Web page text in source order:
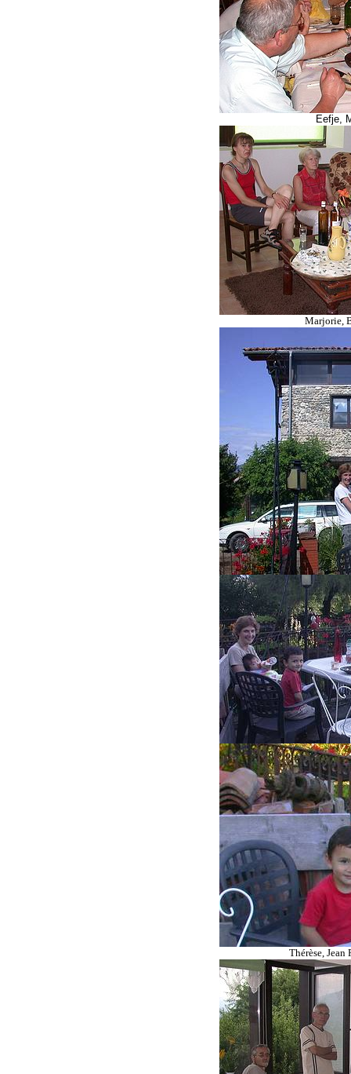
Eefje,
Marjorie,
Thérèse, Jean